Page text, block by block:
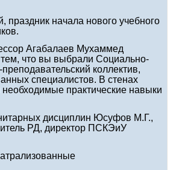
праздник начала нового учебного
Агабалаев Мухаммед
что вы выбрали Социально-
коллектив,
специалистов. В стенах
необходимые практические навыки
дисциплин Юсуфов М.Г.,
РД, директор ПСКЭиУ